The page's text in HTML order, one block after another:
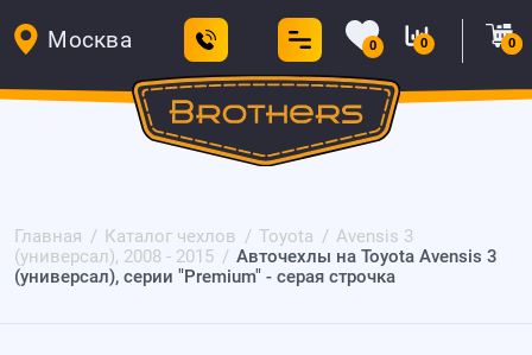
Москва 0 0 0
Главная Каталог чехлов Toyota
Avensis 3
(универсал), 2008 - 2015
Авточехлы на Toyota Avensis 3
(универсал), серии "Premium" - серая строчка